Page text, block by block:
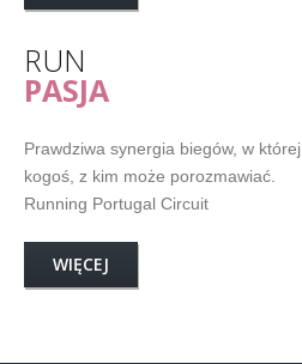
RUN
PASJA
Prawdziwa synergia biegów, w
kogoś, z kim może porozmawiać.
Running Portugal Circuit
WIĘCEJ